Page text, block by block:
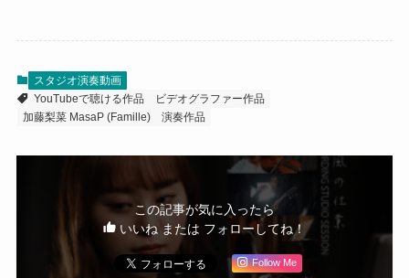
スタジオ演奏動画
YouTubeで聴ける作品
ビデオグラファー作品
加藤梨菜 MasaP (Famille)
演奏作品
この記事が気に入ったら
いいね または フォローしてね！
Follow Me